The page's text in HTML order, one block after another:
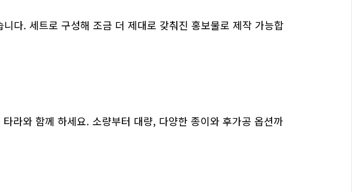
다. 세트로 구성해 조금 더 제대로 갖춰진 홍보물로 제작 가능합
라와 함께 하세요. 소량부터 대량, 다양한 종이와 후가공 옵션까